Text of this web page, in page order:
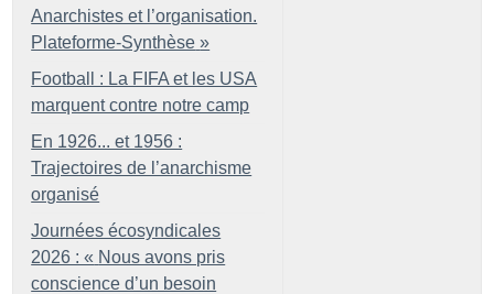
Anarchistes et l’organisation.
Plateforme-Synthèse »
Football : La FIFA et les USA
marquent contre notre camp
En 1926... et 1956 :
Trajectoires de l’anarchisme
organisé
Journées écosyndicales
2026 : « Nous avons pris
conscience d’un besoin